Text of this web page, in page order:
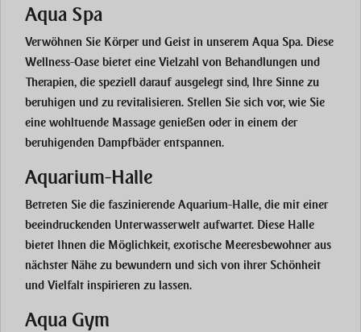
Aqua Spa
Verwöhnen Sie Körper und Geist in unserem Aqua Spa. Diese
Wellness-Oase bietet eine Vielzahl von Behandlungen und
Therapien, die speziell darauf ausgelegt sind, Ihre Sinne zu
beruhigen und zu revitalisieren. Stellen Sie sich vor, wie Sie
eine wohltuende Massage genießen oder in einem der
beruhigenden Dampfbäder entspannen.
Aquarium-Halle
Betreten Sie die faszinierende Aquarium-Halle, die mit einer
beeindruckenden Unterwasserwelt aufwartet. Diese Halle
bietet Ihnen die Möglichkeit, exotische Meeresbewohner aus
nächster Nähe zu bewundern und sich von ihrer Schönheit
und Vielfalt inspirieren zu lassen.
Aqua Gym